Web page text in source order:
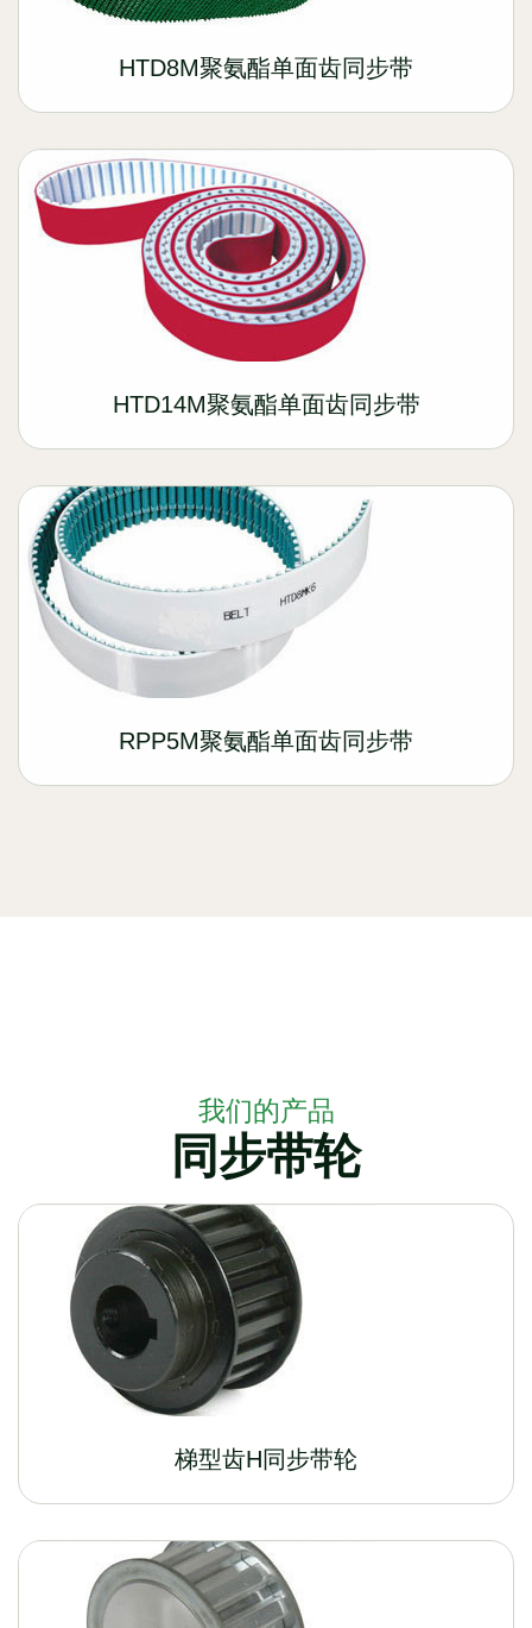
HTD8M聚氨酯单面齿同步带
HTD14M聚氨酯单面齿同步带
RPP5M聚氨酯单面齿同步带
我们的产品
同步带轮
梯型齿H同步带轮